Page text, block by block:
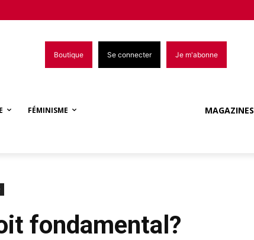
Boutique Se connecter Je m'abonne
FÉMINISME MAGAZINES
fondamental?